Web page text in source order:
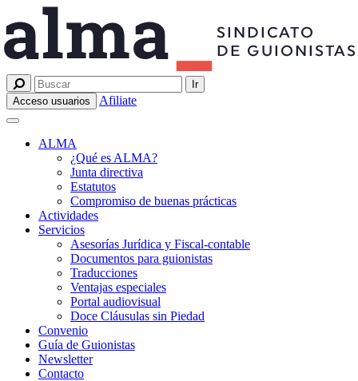
Acceso usuarios Afiliate
ALMA
¿Qué es ALMA?
Junta directiva
Estatutos
Compromiso de buenas prácticas
Actividades
Servicios
Asesorías Jurídica y Fiscal-contable
Documentos para guionistas
Traducciones
Ventajas especiales
Portal audiovisual
Doce Cláusulas sin Piedad
Convenio
Guía de Guionistas
Newsletter
Contacto